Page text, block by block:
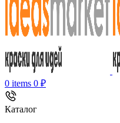
0 items 0 ₽
Каталог